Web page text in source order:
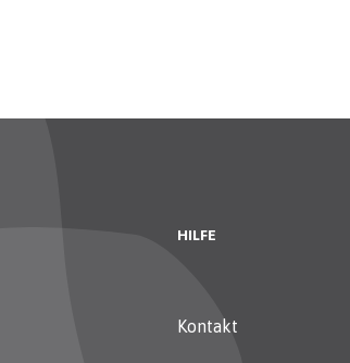
HILFE
Kontakt